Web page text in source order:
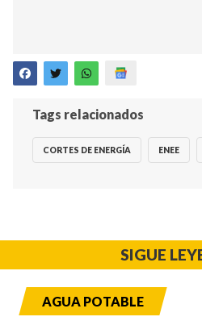
Tags relacionados
CORTES DE ENERGÍA ENEE
SIGUE
AGUA POTABLE